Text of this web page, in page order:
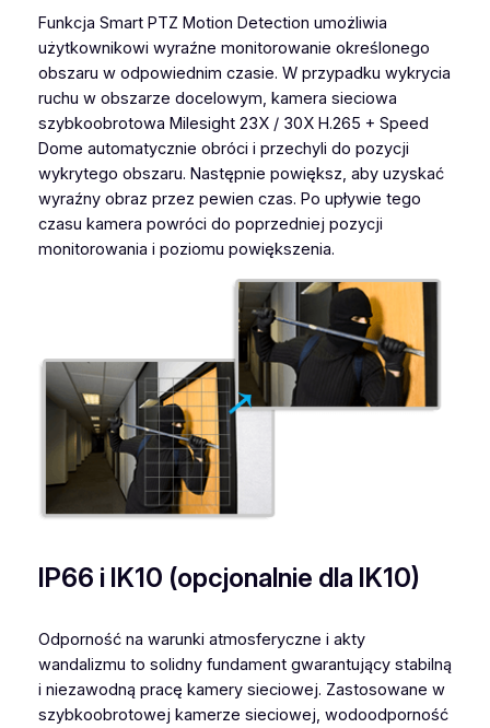
Funkcja Smart PTZ Motion Detection umożliwia
użytkownikowi wyraźne monitorowanie określonego
obszaru w odpowiednim czasie. W przypadku wykrycia
ruchu w obszarze docelowym, kamera sieciowa
szybkoobrotowa Milesight 23X / 30X H.265 + Speed
Dome automatycznie obróci i przechyli do pozycji
wykrytego obszaru. Następnie powiększ, aby uzyskać
wyraźny obraz przez pewien czas. Po upływie tego
czasu kamera powróci do poprzedniej pozycji
monitorowania i poziomu powiększenia.
IP66 i IK10 (opcjonalnie dla IK10)
Odporność na warunki atmosferyczne i akty
wandalizmu to solidny fundament gwarantujący stabilną
i niezawodną pracę kamery sieciowej. Zastosowane w
szybkoobrotowej kamerze sieciowej, wodoodporność